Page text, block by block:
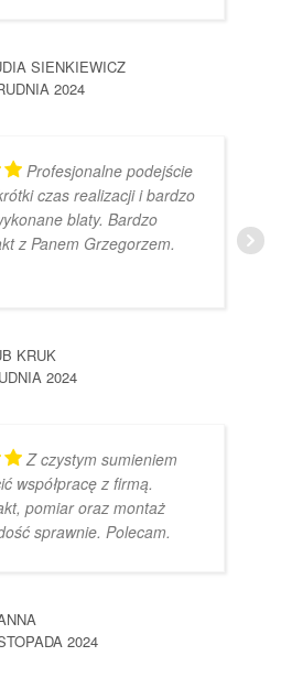
SIENKIEWICZ
2024
Profesjonalne podejście
czas realizacji i bardzo
blaty. Bardzo
z Panem Grzegorzem.
KRUK
2024
Z czystym sumieniem
współpracę z firmą.
pomiar oraz montaż
sprawnie. Polecam.
2024